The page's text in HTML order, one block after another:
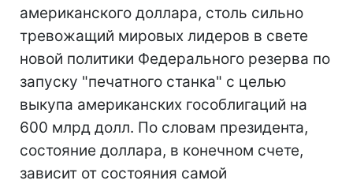
американского доллара, столь сильно
тревожащий мировых лидеров в свете
новой политики Федерального резерва по
запуску "печатного станка" с целью
выкупа американских гособлигаций на
600 млрд долл. По словам президента,
состояние доллара, в конечном счете,
зависит от состояния самой